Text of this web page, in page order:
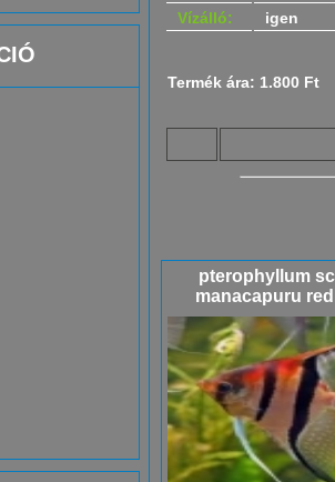
Vízálló:
igen
Termék ára: 1.800 Ft
pterophyllum
manacapuru